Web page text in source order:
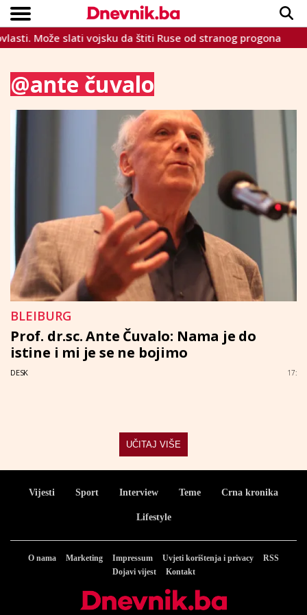
VIJESTI
SPORT
INTERVIEW
TEME
CRNA KRONIKA
LIFESTYLE
Copyright © Dnevnik.ba 2023.
Može slati vojsku da štiti Ruse od stranog progona
@ante čuvalo
BLEIBURG
Prof. dr.sc. Ante Čuvalo: Nama je do
istine i mi je se ne bojimo
DESK 17:
UČITAJ VIŠE
Vijesti Sport Interview Teme Crna kronika
Lifestyle
O nama Marketing Impressum Uvjeti korištenja i privacy
RSS
Dojavi vijest
Kontakt